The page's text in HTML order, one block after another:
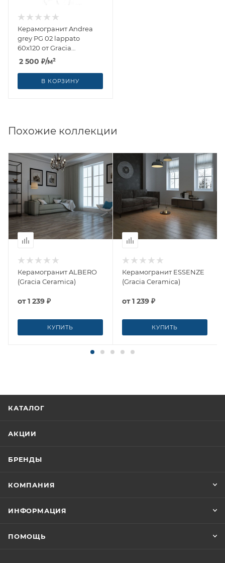
Керамогранит Andrea
grey PG 02 lappato
60x120 от Gracia
Ceramica (Россия)
2 500 ₽/м²
В КОРЗИНУ
Похожие коллекции
Керамогранит ALBERO
(Gracia Ceramica)
от1 239 ₽
КУПИТЬ
Керамогранит ESSENZE
(Gracia Ceramica)
от1 239 ₽
КУПИТЬ
КАТАЛОГ
АКЦИИ
БРЕНДЫ
КОМПАНИЯ
ИНФОРМАЦИЯ
ПОМОЩЬ